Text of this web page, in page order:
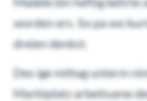
worden ers. So pa wo
dreien denkst.
Des ige mittag unterm
Marktplatz arbeitsame